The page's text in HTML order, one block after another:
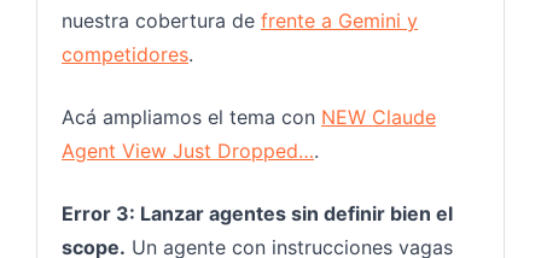
nuestra cobertura de frente a Gemini y
competidores.
Acá ampliamos el tema con NEW Claude
Agent View Just Dropped….
Error 3: Lanzar agentes sin definir bien el
scope. Un agente con instrucciones vagas